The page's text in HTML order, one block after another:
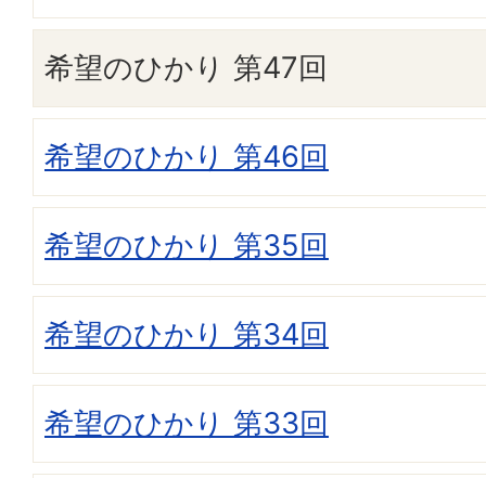
希望のひかり 第47回
希望のひかり 第46回
希望のひかり 第35回
希望のひかり 第34回
希望のひかり 第33回